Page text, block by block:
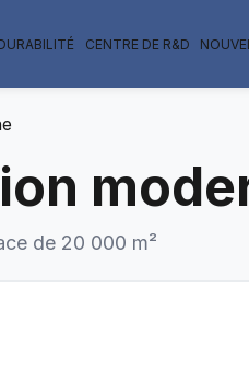
CENTRE DE R&D
de 20 000 m²